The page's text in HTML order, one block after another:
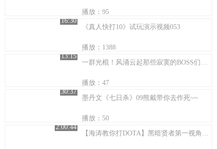
播放：95
16:30
《真人快打10》试玩演示视频053
播放：1388
13:15
一群光棍！风涌云起那些寂寞的BOSS们！天才力量特别期！
播放：47
30:37
墨丹文《七日杀》09熊戴带你去作死~~
播放：50
2:00:44
【海涛教你打DOTA】黑暗贤者第一视角教学